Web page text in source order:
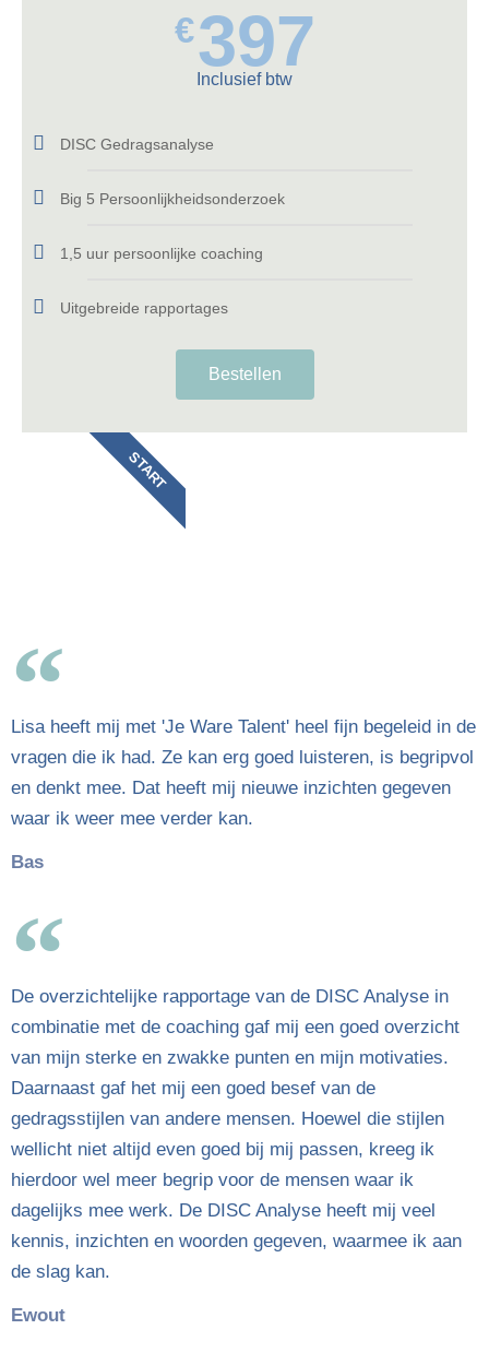
€397
Inclusief btw
DISC Gedragsanalyse
Big 5 Persoonlijkheidsonderzoek
1,5 uur persoonlijke coaching
Uitgebreide rapportages
Bestellen
START
Lisa heeft mij met 'Je Ware Talent' heel fijn begeleid in de
vragen die ik had. Ze kan erg goed luisteren, is begripvol
en denkt mee. Dat heeft mij nieuwe inzichten gegeven
waar ik weer mee verder kan.
Bas
De overzichtelijke rapportage van de DISC Analyse in
combinatie met de coaching gaf mij een goed overzicht
van mijn sterke en zwakke punten en mijn motivaties.
Daarnaast gaf het mij een goed besef van de
gedragsstijlen van andere mensen. Hoewel die stijlen
wellicht niet altijd even goed bij mij passen, kreeg ik
hierdoor wel meer begrip voor de mensen waar ik
dagelijks mee werk. De DISC Analyse heeft mij veel
kennis, inzichten en woorden gegeven, waarmee ik aan
de slag kan.
Ewout